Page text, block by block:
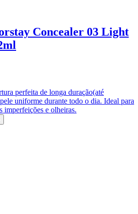
Concealer 03 Light
perfeita de longa duração(até
uniforme durante todo o dia. Ideal para
imperfeições e olheiras.